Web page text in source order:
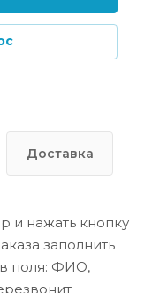
Доставка
и нажать кнопку
заполнить
поля: ФИО,